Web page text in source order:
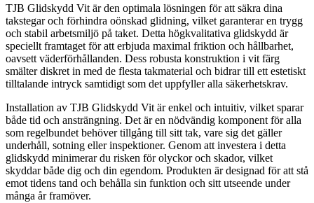
TJB Glidskydd Vit är den optimala lösningen för att säkra dina
takstegar och förhindra oönskad glidning, vilket garanterar en trygg
och stabil arbetsmiljö på taket. Detta högkvalitativa glidskydd är
speciellt framtaget för att erbjuda maximal friktion och hållbarhet,
oavsett väderförhållanden. Dess robusta konstruktion i vit färg
smälter diskret in med de flesta takmaterial och bidrar till ett estetiskt
tilltalande intryck samtidigt som det uppfyller alla säkerhetskrav.
Installation av TJB Glidskydd Vit är enkel och intuitiv, vilket sparar
både tid och ansträngning. Det är en nödvändig komponent för alla
som regelbundet behöver tillgång till sitt tak, vare sig det gäller
underhåll, sotning eller inspektioner. Genom att investera i detta
glidskydd minimerar du risken för olyckor och skador, vilket
skyddar både dig och din egendom. Produkten är designad för att stå
emot tidens tand och behålla sin funktion och sitt utseende under
många år framöver.